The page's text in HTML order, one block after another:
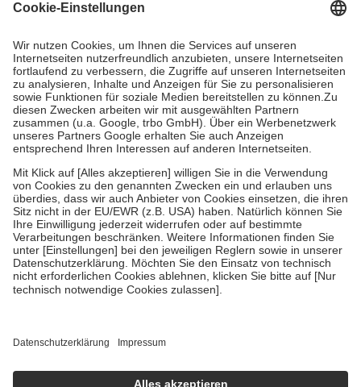
Kosten dafür, der Versicherte trägt einen Teil davon als Zuzahlung
Grundsätzlich leisten Mitglieder Zuzahlungen in Höhe von zehn
Prozent des Abgabepreises,mindestens jedochfünf Euround
höchstens zehn Euro.Es sind jedoch nie mehr als die tatsächlichen
Kosten der Leistung zu entrichten.
Diese Regeln gelten grundsätzlich auch für Online-Apotheken.
Bei Heilmitteln und häuslicher Krankenpflege beträgt die
Zuzahlung zehn Prozent der Kosten sowie zehn Euro je
Verordnung.
Um das Engagement der Versicherten für ihre eigene Gesundheit zu
stärken und die besondere Stellung der Familie zu unterstützen,
fallenkeine Zuzahlungenan bei:
• Kindern und Jugendlichen bis zum vollendeten 18. Lebensjahr
mit Ausnahme der Fahrkosten
• Untersuchungen zur Vorsorge und Früherkennung, die von der
GKV getragen werden
Einholung von Bewertungen. Trusted Shops hat Maßnahmen